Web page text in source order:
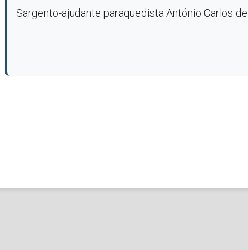
Sargento-ajudante paraquedista António Carlos